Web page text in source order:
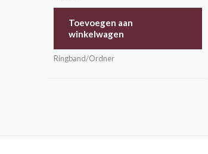
Toevoegen aan
winkelwagen
Ringband/Ordner